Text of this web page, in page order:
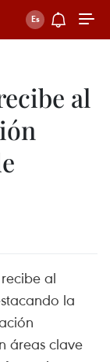
al
al
la
áreas clave